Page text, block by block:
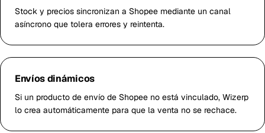
Stock y precios sincronizan a Shopee mediante un canal
asíncrono que tolera errores y reintenta.
Envíos dinámicos
Si un producto de envío de Shopee no está vinculado, Wizerp
lo crea automáticamente para que la venta no se rechace.